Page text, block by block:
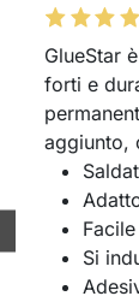
GlueStar
forti e
aggiunto,
Si